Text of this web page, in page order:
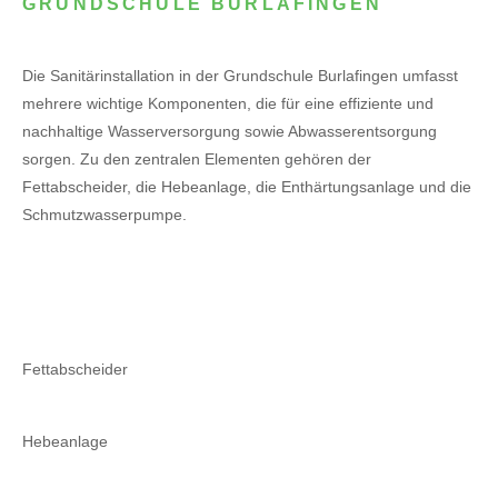
Die Sanitärinstallation in der Grundschule Burlafingen umfasst
mehrere wichtige Komponenten, die für eine effiziente und
nachhaltige Wasserversorgung sowie Abwasserentsorgung
sorgen. Zu den zentralen Elementen gehören der
Fettabscheider, die Hebeanlage, die Enthärtungsanlage und die
Schmutzwasserpumpe.
Fettabscheider
Hebeanlage